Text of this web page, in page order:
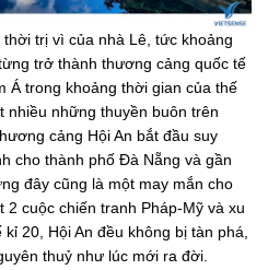
trị vì của nhà Lê, tức khoảng
trở thành thương cảng quốc tế
Á trong khoảng thời gian của thế
nhiều những thuyền buôn trên
cảng Hội An bắt đầu suy
cho thành phố Đà Nẵng và gần
đây cũng là một may mắn cho
2 cuộc chiến tranh Pháp-Mỹ và xu
20, Hội An đều không bị tàn phá,
thuỷ như lúc mới ra đời.